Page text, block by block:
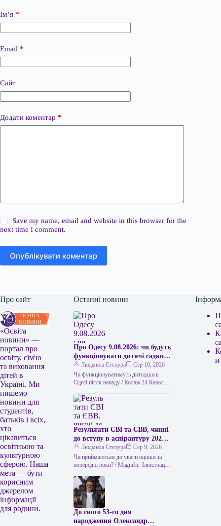
Ім’я *
Email *
Сайт
Додати коментар *
Save my name, email and website in this browser for the
next time I comment.
Опублікувати коментар
Про сайт
«Освіта
новини» —
портал про
освіту, сім'ю
та виховання
дітей в
Україні. Ми
пишемо
новини для
студентів,
батьків і всіх,
хто
цікавиться
освітньою та
культурною
сферою. Наша
мета — бути
корисним
джерелом
інформації
для родини.
Останні новини
Про Одесу 9.08.2026: чи будуть
функціонувати дитячі садки
без електрики та
водопостачання
Людмила Степура
Сер 10, 2026
Чи функціонуватимуть дитсадки в
Одесі після нападу / Колаж 24 Каналу
напад Росії на Одесу, що стався…
Результати ЄВІ та ЄВВ, чинні
до вступу в аспірантуру 2026
рокуЛюдмила Степура
Сер 9, 2026
Чи приймаються до уваги оцінки за
попередні роки? / Magnific. Ілюстрація
до аспірантури – чи…
До свого 53-го дня
народження Олександр
и